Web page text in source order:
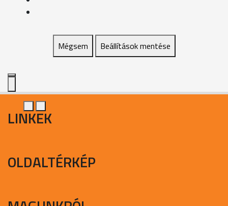
Mégsem Beállítások mentése
LINKEK
OLDALTÉRKÉP